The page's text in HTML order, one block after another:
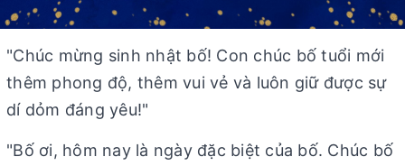
"Chúc mừng sinh nhật bố! Con chúc bố tuổi mới
thêm phong độ, thêm vui vẻ và luôn giữ được sự
dí dỏm đáng yêu!"
"Bố ơi, hôm nay là ngày đặc biệt của bố. Chúc bố